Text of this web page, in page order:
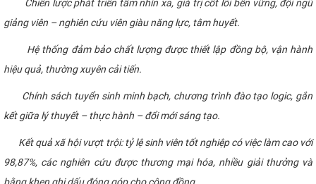
Chiến lược phát triển tầm nhìn xa, giá trị cốt lõi bền vững, đội ngũ
giảng viên – nghiên cứu viên giàu năng lực, tâm huyết.
Hệ thống đảm bảo chất lượng được thiết lập đồng bộ, vận hành
hiệu quả, thường xuyên cải tiến.
Chính sách tuyển sinh minh bạch, chương trình đào tạo logic, gắn
kết giữa lý thuyết – thực hành – đổi mới sáng tạo.
Kết quả xã hội vượt trội: tỷ lệ sinh viên tốt nghiệp có việc làm cao với
98,87%, các nghiên cứu được thương mại hóa, nhiều giải thưởng và